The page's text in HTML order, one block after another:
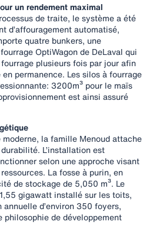
un rendement maximal
de traite, le système a été
d’affouragement automatisé,
quatre bunkers, une
OptiWagon de DeLaval qui
plusieurs fois par jour afin
permanence. Les silos à fourrage
3200m³ pour le maïs
est ainsi assuré
la famille Menoud attache
L’installation est
selon une approche visant
La fosse à purin, en
de stockage de 5,050 m³. Le
gigawatt installé sur les toits,
d’environ 350 foyers,
de développement